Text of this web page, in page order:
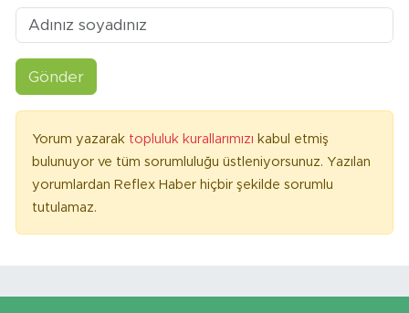
Gönder
Yorum yazarak topluluk kurallarımızı kabul etmiş
bulunuyor ve tüm sorumluluğu üstleniyorsunuz. Yazılan
yorumlardan Reflex Haber hiçbir şekilde sorumlu
tutulamaz.